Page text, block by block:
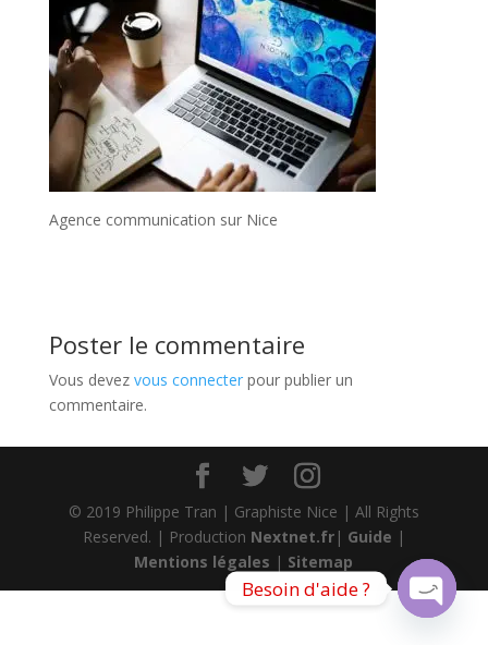
Agence communication sur Nice
Poster le commentaire
Vous devez vous connecterpour publier un
commentaire.
© 2019 Philippe Tran | Graphiste Nice | All Rights
Reserved. | Production Nextnet.fr| Guide |
Mentions légales | Sitemap
Besoin d'aide ?